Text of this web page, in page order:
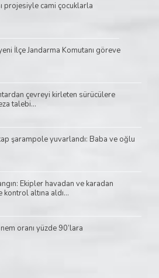
projesiyle cami çocuklarla
yeni İlçe Jandarma Komutanı göreve
çevreyi kirleten sürücülere
talebi...
şarampole yuvarlandı: Baba ve oğlu
Ekipler havadan ve karadan
altına aldı...
nem oranı yüzde 90’lara